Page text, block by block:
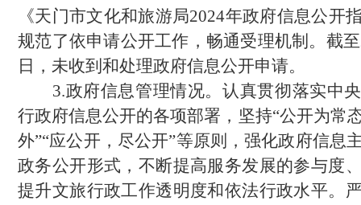
《天门市文化和旅游局2024年政府信息公开
规范了依申请公开工作，畅通受理机制。截
日，未收到和处理政府信息公开申请。
3.政府信息管理情况。认真贯彻落实中
行政府信息公开的各项部署，坚持“公开为常
外”“应公开，尽公开”等原则，强化政府信息
政务公开形式，不断提高服务发展的参与度
提升文旅行政工作透明度和依法行政水平。